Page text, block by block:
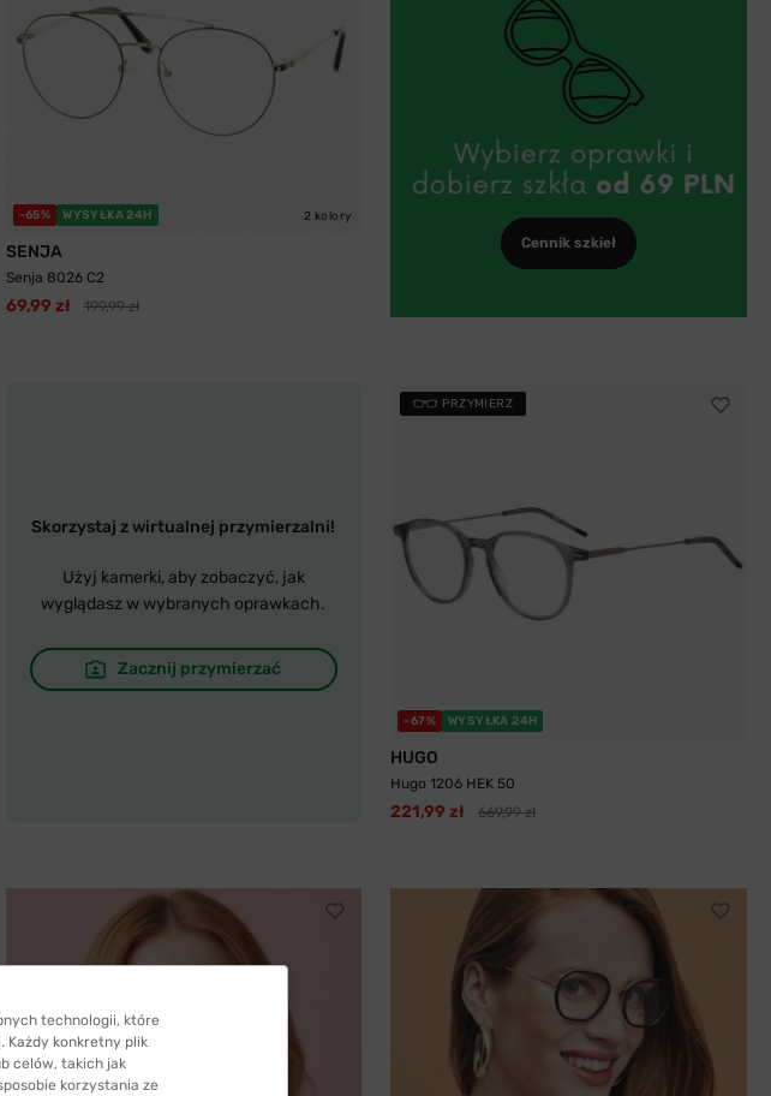
-65% WYSYŁKA 24H 2 kolory
SENJA
Senja 8026 C2
69,99 zł 199,99 zł
Cennik szkieł
Skorzystaj z wirtualnej przymierzalni!
Użyj kamerki, aby zobaczyć, jak
wyglądasz w wybranych oprawkach.
Zacznij przymierzać
PRZYMIERZ
-67% WYSYŁKA 24H
HUGO
Hugo 1206 HEK 50
221,99 zł 669,99 zł
technologii, które
Każdy konkretny plik
celów, takich jak
korzystania ze